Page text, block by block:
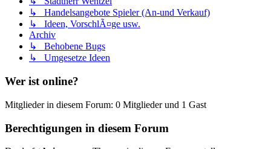
↳ Handelsangebote Spieler (An-und Verkauf)
↳ Ideen, VorschlÃ¤ge usw.
Archiv
↳ Behobene Bugs
↳ Umgesetze Ideen
Wer ist online?
Mitglieder in diesem Forum: 0 Mitglieder und 1 Gast
Berechtigungen in diesem Forum